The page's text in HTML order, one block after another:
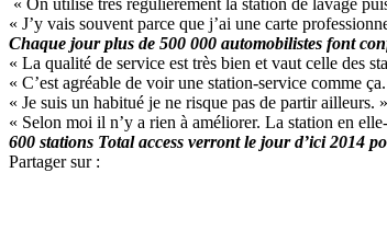
« J’y vais souvent parce que j’ai une carte
Chaque jour plus de 500 000 automobilistes font
« La qualité de service est très bien et vaut celle des
« C’est agréable de voir une station-service comme
« Je suis un habitué je ne risque pas de partir ailleurs. »
« Selon moi il n’y a rien à améliorer. La station en
600 stations Total access verront le jour d’ici 2014
Partager sur :